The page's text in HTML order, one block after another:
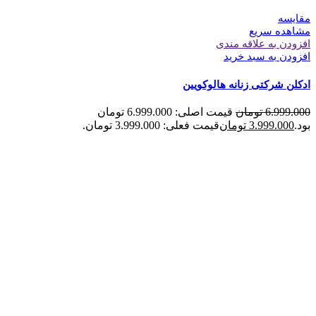
مقایسه
مشاهده سریع
افزودن به علاقه مندی
افزودن به سبد خرید
ادکلن شرکتی زنانه هالوکویین
6.999.000 تومان
قیمت اصلی: 6.999.000 تومان
بود.3.999.000 تومانقیمت فعلی: 3.999.000 تومان.